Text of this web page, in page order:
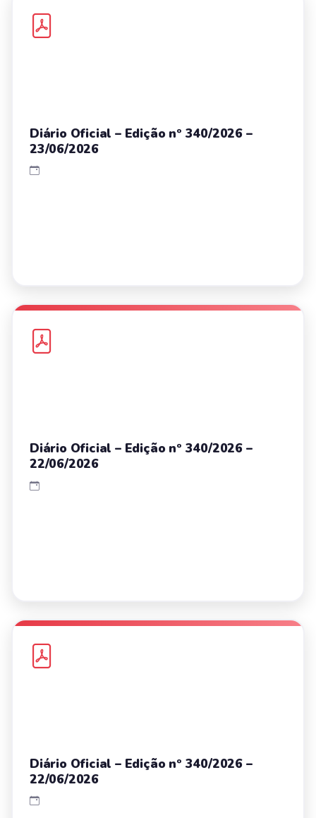
Diário Oficial – Edição nº 340/2026 –
23/06/2026
Diário Oficial – Edição nº 340/2026 –
22/06/2026
Diário Oficial – Edição nº 340/2026 –
22/06/2026